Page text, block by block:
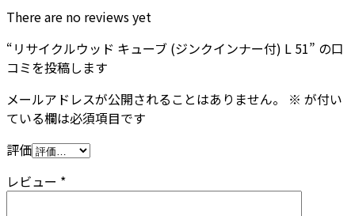
There are no reviews yet
“リサイクルウッド キューブ (ジンクインナー付) L 51” の口
コミを投稿します
メールアドレスが公開されることはありません。
※ が付い
ている欄は必須項目です
評価
レビュー *